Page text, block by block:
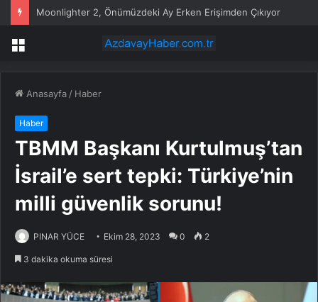
Moonlighter 2, Önümüzdeki Ay Erken Erişimden Çıkıyor
Menü
Anasayfa / Haber
Haber
TBMM Başkanı Kurtulmuş’tan
İsrail’e sert tepki: Türkiye’nin
milli güvenlik sorunu!
PINAR YÜCE Ekim 28, 2023 0 2
3 dakika okuma süresi